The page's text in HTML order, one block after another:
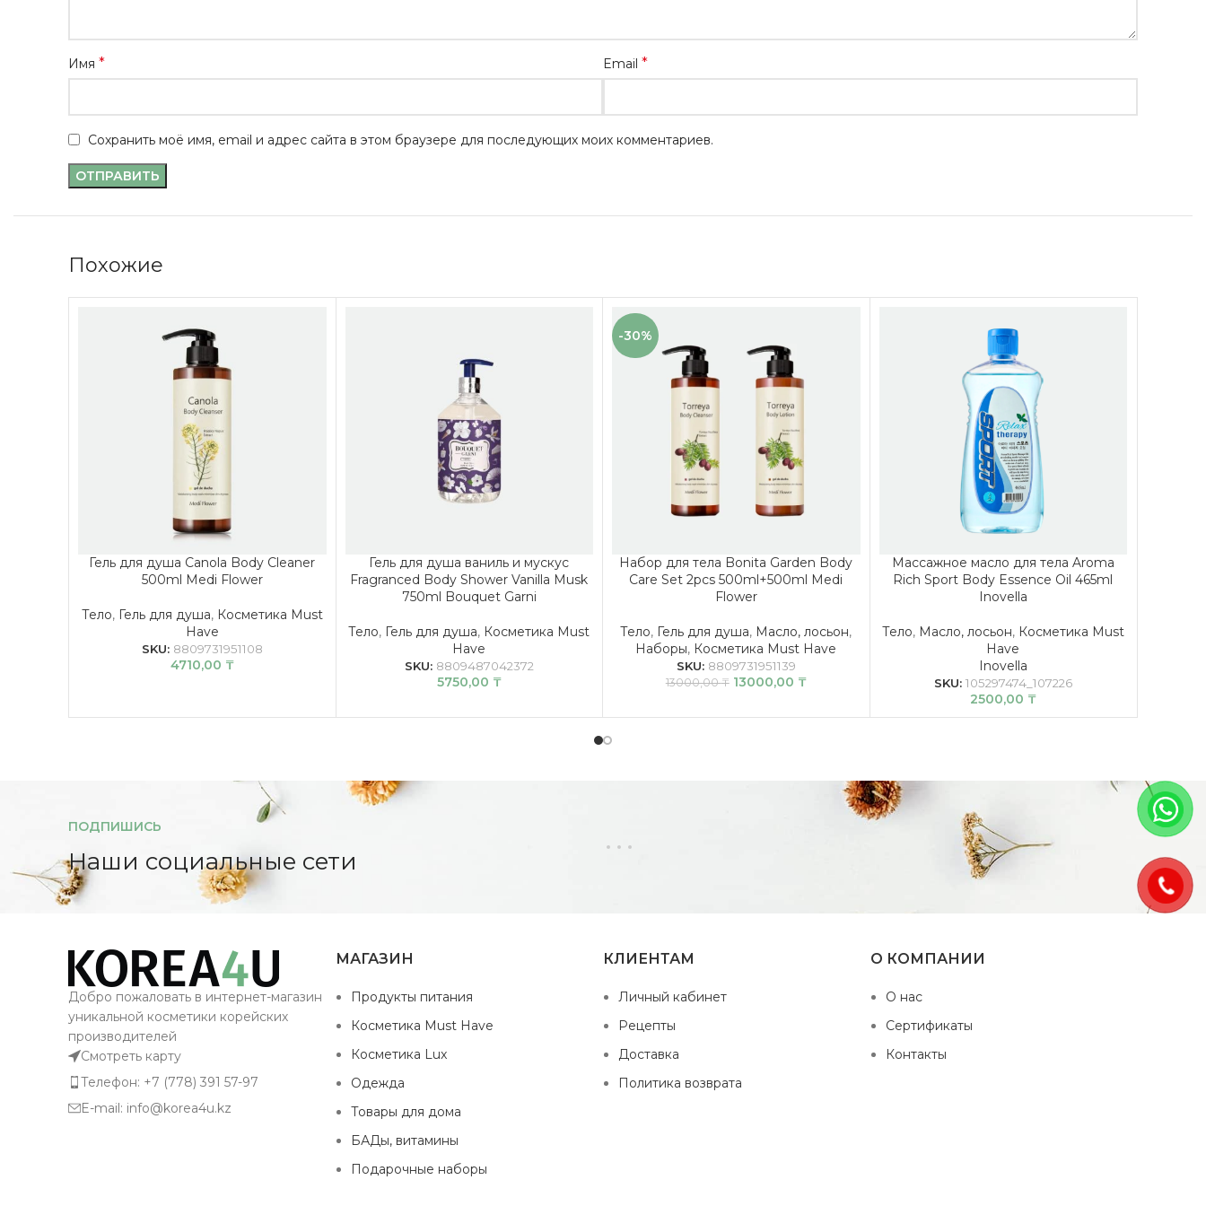
Имя * Email *
Сохранить моё имя, email и адрес сайта в этом браузере для последующих моих комментариев.
Похожие
Гель для душа Canola Body Cleaner
500ml Medi Flower
Тело, Гель для душа, Косметика Must
Have
SKU: 8809731951108
4710,00 ₸
Гель для душа ваниль и мускус
Fragranced Body Shower Vanilla Musk
750ml Bouquet Garni
Тело, Гель для душа, Косметика Must
Have
SKU: 8809487042372
5750,00 ₸
-30%
Набор для тела Bonita Garden Body
Care Set 2pcs 500ml+500ml Medi
Flower
Тело, Гель для душа, Масло, лосьон,
Наборы, Косметика Must Have
SKU: 8809731951139
13000,00₸ 13000,00 ₸
Массажное масло для тела Aroma
Rich Sport Body Essence Oil 465ml
Inovella
Тело, Масло, лосьон, Косметика Must
Have
Inovella
SKU: 105297474_107226
2500,00 ₸
ПОДПИШИСЬ
Наши социальные сети
Добро пожаловать в интернет-магазин
уникальной косметики корейских
производителей
Смотреть карту
Телефон: +7 (778) 391 57-97
E-mail: info@korea4u.kz
МАГАЗИН
Продукты питания
Косметика Must Have
Косметика Lux
Одежда
Товары для дома
БАДы, витамины
Подарочные наборы
КЛИЕНТАМ
Личный кабинет
Рецепты
Доставка
Политика возврата
О КОМПАНИИ
О нас
Сертификаты
Контакты